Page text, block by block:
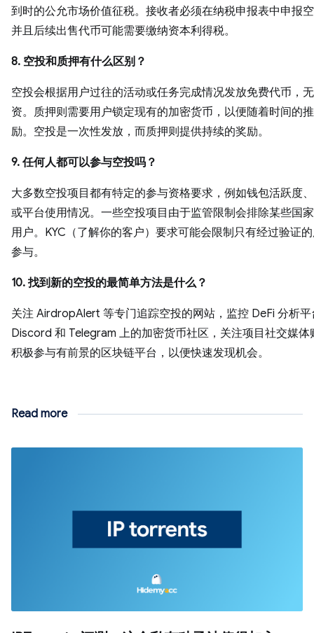
到时的公允市场价值征税。接收者必须在纳税申报表中申报
并且后续出售代币可能需要缴纳资本利得税。
8. 空投和质押有什么区别？
空投会根据用户过往的活动或任务完成情况发放免费代币，
资。质押则需要用户锁定现有的加密货币，以便随着时间的
励。空投是一次性发放，而质押则提供持续的奖励。
9. 任何人都可以参与空投吗？
大多数空投项目都有特定的参与资格要求，例如钱包活跃度
或平台使用情况。一些空投项目由于监管限制会排除某些国
用户。KYC（了解你的客户）要求可能会限制只有经过验证
参与。
10. 找到新的空投的最简单方法是什么？
关注 AirdropAlert 等专门追踪空投的网站，监控 DeFi 分析
Discord 和 Telegram 上的加密货币社区，关注项目社交媒体
积极参与有前景的区块链平台，以便快速发现机会。
Read more